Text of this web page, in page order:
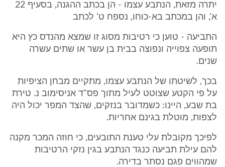
יתרה מזאת, הנתבע עצמו - הן בכתב ההגנה, בסעיף 22
א', והן במכתב בא-כוחו, נספח ט' לכתב
התביעה - טוען כי רטיבות מסוג זו שמצא מהנדס כץ היא
תופעה צפוייה ונפוצה בבית בן עשר או שתים עשרה
שנים.
בכך, לשיטתו של הנתבע עצמו, מתקיים מבחן הציפיות
על פי הקטע שצוטט לעיל מתוך פס"ד אניסימוב נ. טירת
בת שבע, היינו: כשמדובר בנזקים, שהצד המפר יכול היה
לצפות, מוטלת בגינם אחריות.
לפיכך מקובלת עלי טענת התובעים, כי חוזה המכר מקנה
להם עילת תביעה כנגד הנתבע בגין נזקי הרטיבות
שמהווים פגם נסתר בדירה.